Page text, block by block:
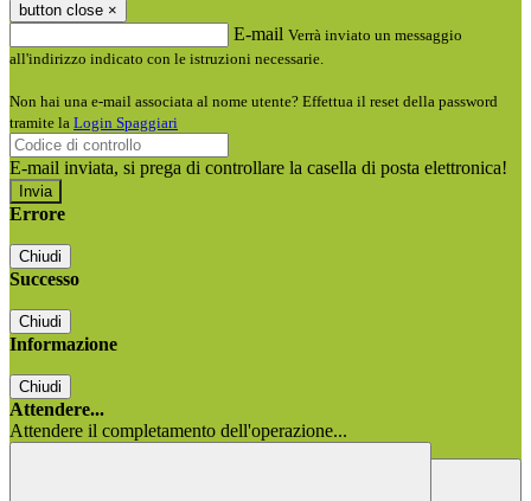
button close ×
E-mail Verrà inviato un messaggio
all'indirizzo indicato con le istruzioni necessarie.
Non hai una e-mail associata al nome utente? Effettua il reset della password
tramite la Login Spaggiari
E-mail inviata, si prega di controllare la casella di posta elettronica!
Errore
Chiudi
Successo
Chiudi
Informazione
Chiudi
Attendere...
Attendere il completamento dell'operazione...